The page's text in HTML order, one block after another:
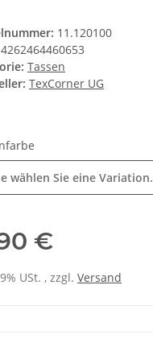
11.120100
4262464460653
Tassen
TexCorner UG
wählen Sie eine Variation.
€
USt. , zzgl. Versand